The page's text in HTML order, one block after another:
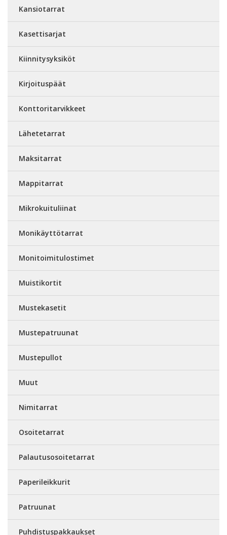
Kansiotarrat
Kasettisarjat
Kiinnitysyksiköt
Kirjoituspäät
Konttoritarvikkeet
Lähetetarrat
Maksitarrat
Mappitarrat
Mikrokuituliinat
Monikäyttötarrat
Monitoimitulostimet
Muistikortit
Mustekasetit
Mustepatruunat
Mustepullot
Muut
Nimitarrat
Osoitetarrat
Palautusosoitetarrat
Paperileikkurit
Patruunat
Puhdistuspakkaukset